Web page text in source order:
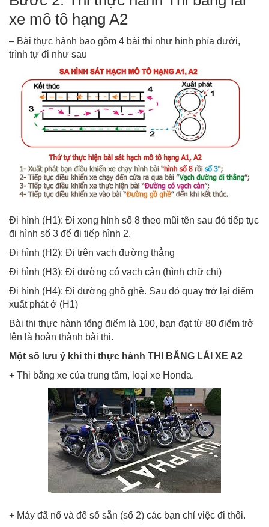
xe mô tô hạng A2
– Bài thực hành bao gồm 4 bài thi như hình phía dưới,
trình tự đi như sau
Đi hình (H1): Đi xong hình số 8 theo mũi tên sau đó tiếp tục
đi hình số 3 để đi tiếp hình 2.
Đi hình (H2): Đi trên vạch đường thẳng
Đi hình (H3): Đi đường có vạch cản (hình chữ chi)
Đi hình (H4): Đi đường ghồ ghề. Sau đó quay trở lại điểm
xuất phát ở (H1)
Bài thi thực hành tổng điểm là 100, bạn đạt từ 80 điểm trở
lên là hoàn thành bài thi.
Một số lưu ý khi thi thực hành THI BẰNG LÁI XE A2
+ Thi bằng xe của trung tâm, loại xe Honda.
+ Máy đã nổ và để số sẵn (số 2) các bạn chỉ việc đi thôi.